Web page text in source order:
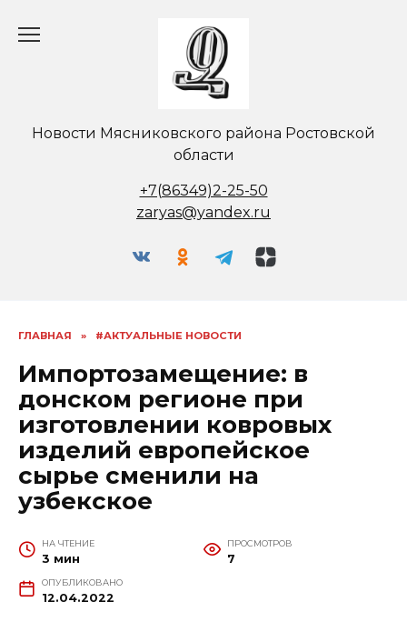
Новости Мясниковского района Ростовской
области
+7(86349)2-25-50
zaryas@yandex.ru
ГЛАВНАЯ » #АКТУАЛЬНЫЕ НОВОСТИ
Импортозамещение: в
донском регионе при
изготовлении ковровых
изделий европейское
сырье сменили на
узбекское
НА ЧТЕНИЕ
3 мин
ПРОСМОТРОВ
7
ОПУБЛИКОВАНО
12.04.2022